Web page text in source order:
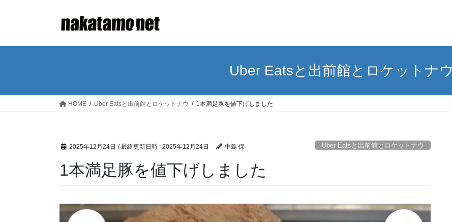
Uber Eatsと出前館とロケットナウ
HOME Uber Eatsと出前館とロケットナウ 1本満足豚を値下げしました
2025年12月24日 / 最終更新日時 : 2025年12月24日 中島 保 Uber Eatsと出前館とロケットナウ
1本満足豚を値下げしました